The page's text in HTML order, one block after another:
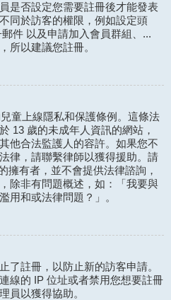
是否設定您需要註冊後才能發表
同於訪客的權限，例如設定頭
件 以及申請加入會員群組、...
所以建議您註冊。
童上線隱私和保護條例。這條法
13 歲的未成年人資訊的網站，
他合法監護人的容許。如果您不
律，請聯繫律師以獲得援助。請
擁有者，並不會提供法律諮詢，
除非有問題概述，如：「我要與
用和或法律問題？」。
了註冊，以防止新的訪客申請。
線的 IP 位址或者禁用您想要註冊
員以獲得協助。